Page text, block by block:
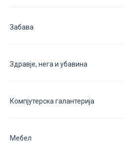
Забава
Здравје, нега и убавина
Компјутерска галантерија
Мебел